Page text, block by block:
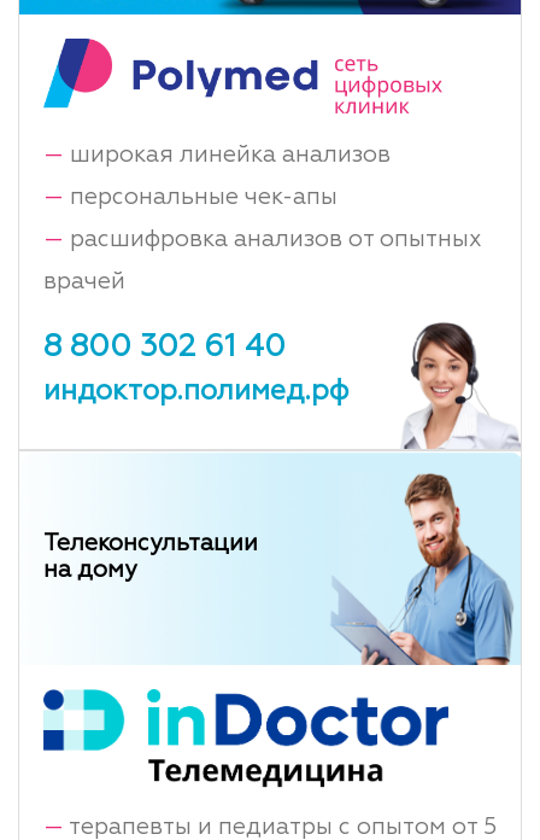
— широкая линейка анализов
— персональные чек-апы
— расшифровка анализов от опытных
врачей
8 800 302 61 40
индоктор.полимед.рф
Телеконсультации
на дому
— терапевты и педиатры с опытом от 5